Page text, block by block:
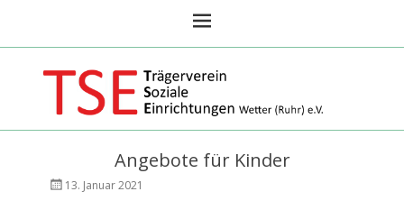
TSE Wetter Ruhr
Angebote für Kinder
Veröffentlicht
13. Januar 2021